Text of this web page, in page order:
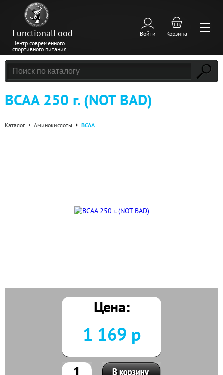
FunctionalFood
Центр современного
спортивного питания
Войти Корзина
BCAA 250 г. (NOT BAD)
Каталог Аминокислоты BCAA
Цена:
1 169 р